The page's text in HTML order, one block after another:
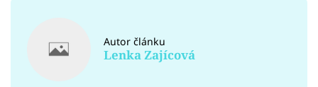
Autor článku
Lenka Zajícová